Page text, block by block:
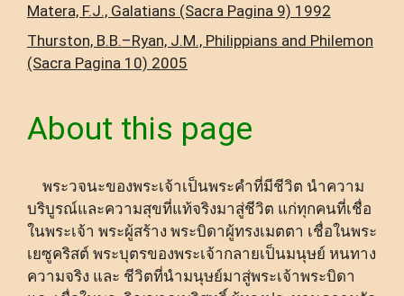
Matera, F.J., Galatians (Sacra Pagina 9) 1992
Thurston, B.B.–Ryan, J.M., Philippians and Philemon
(Sacra Pagina 10) 2005
About this page
พระวจนะของพระเจ้าเป็นพระคำที่มีชีวิต นำความ
บริบูรณ์และความสุขที่แท้จริงมาสู่ชีวิต แก่ทุกคนที่เชื่อ
ในพระเจ้า พระผู้สร้าง พระบิดาผู้ทรงเมตตา เชื่อในพระ
เยซูคริสต์ พระบุตรของพระเจ้ากลายเป็นมนุษย์ หนทาง
ความจริง และ ชีวิตที่นำมนุษย์มาสู่พระเจ้าพระบิดา